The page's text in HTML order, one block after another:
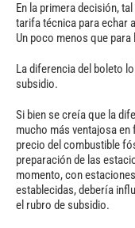
En la primera decisión,
tarifa técnica para echar
Un poco menos que
La diferencia del boleto
subsidio.
Si bien se creía que la
mucho más ventajosa
precio del combustible
preparación de las
momento, con
establecidas, debería
el rubro de subsidio.